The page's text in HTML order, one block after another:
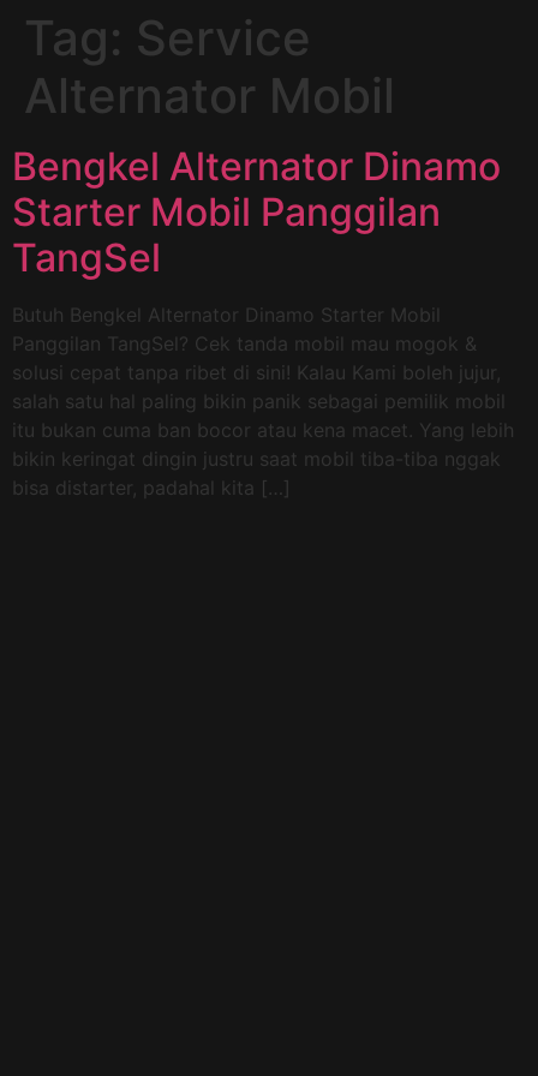
Tag: Service
Alternator Mobil
Bengkel Alternator Dinamo
Starter Mobil Panggilan
TangSel
Butuh Bengkel Alternator Dinamo Starter Mobil
Panggilan TangSel? Cek tanda mobil mau mogok &
solusi cepat tanpa ribet di sini! Kalau Kami boleh jujur,
salah satu hal paling bikin panik sebagai pemilik mobil
itu bukan cuma ban bocor atau kena macet. Yang lebih
bikin keringat dingin justru saat mobil tiba-tiba nggak
bisa distarter, padahal kita […]